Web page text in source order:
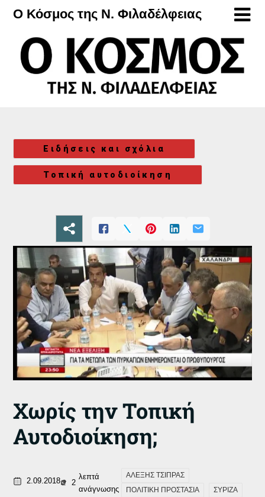
Μετάβαση
περιεχόμενο
Ο Κόσμος της Ν. Φιλαδέλφειας
Ειδήσεις και σχόλια
Τοπική αυτοδιοίκηση
Χωρίς την Τοπική
Αυτοδιοίκηση;
2.09.2018 2
λεπτά
ανάγνωσης
ΑΛΕΞΗΣ ΤΣΙΠΡΑΣ
ΠΟΛΙΤΙΚΗ ΠΡΟΣΤΑΣΙΑ
ΣΥΡΙΖΑ